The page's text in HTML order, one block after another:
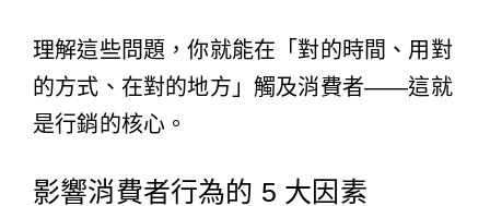
理解這些問題，你就能在「對的時間、用對
的方式、在對的地方」觸及消費者——這就
是行銷的核心。
影響消費者行為的 5 大因素